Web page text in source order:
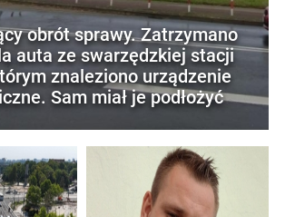
obrót sprawy. Zatrzymano
auta ze swarzędzkiej stacji
znaleziono urządzenie
Sam miał je podłożyć